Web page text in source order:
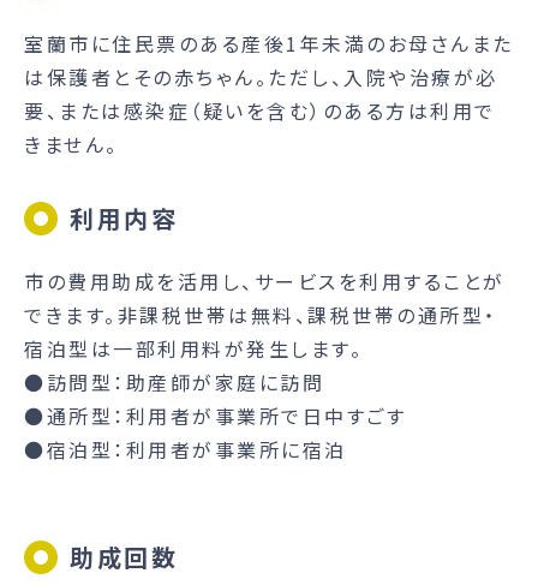
室蘭市に住民票のある産後1年未満のお母さんまた
は保護者とその赤ちゃん。ただし、入院や治療が必
要、または感染症（疑いを含む）のある方は利用で
きません。
利用内容
市の費用助成を活用し、サービスを利用することが
できます。非課税世帯は無料、課税世帯の通所型・
宿泊型は一部利用料が発生します。
●訪問型：助産師が家庭に訪問
●通所型：利用者が事業所で日中すごす
●宿泊型：利用者が事業所に宿泊
助成回数